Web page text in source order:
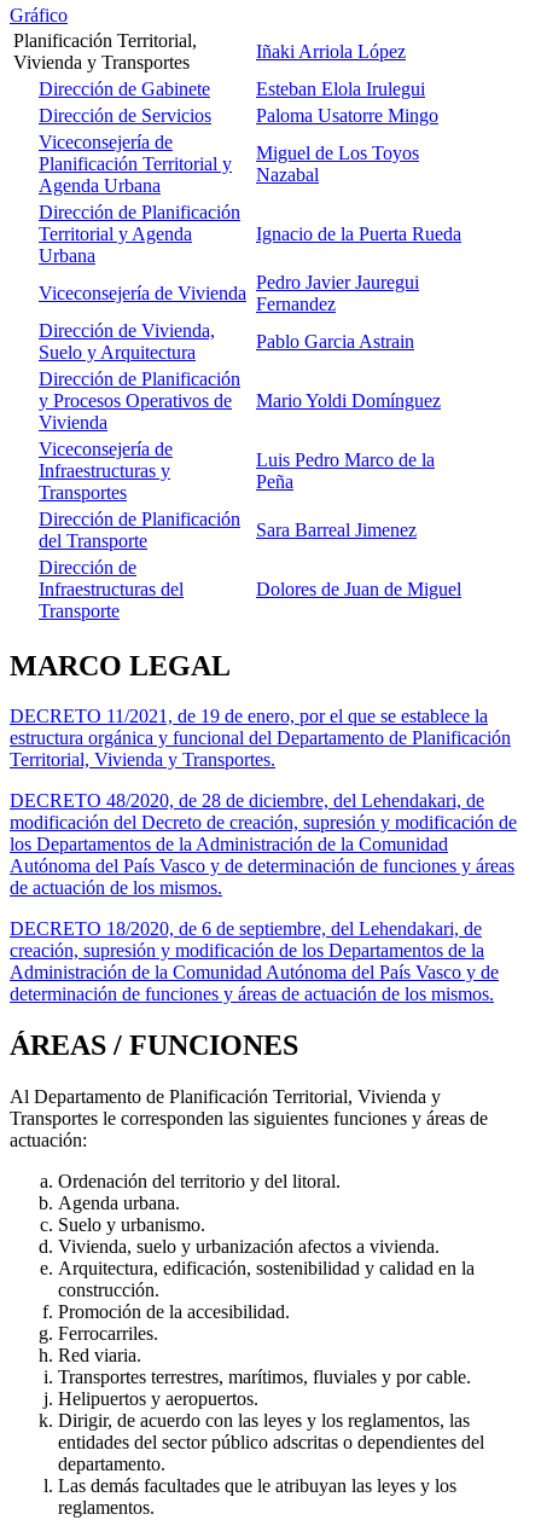
Gráfico
Planificación Territorial,
Vivienda y Transportes
Iñaki Arriola López
Dirección de Gabinete
Esteban Elola Irulegui
Dirección de Servicios
Paloma Usatorre Mingo
Viceconsejería de
Planificación Territorial y
Agenda Urbana
Miguel de Los Toyos
Nazabal
Dirección de Planificación
Territorial y Agenda
Urbana
Ignacio de la Puerta Rueda
Viceconsejería de Vivienda
Pedro Javier Jauregui
Fernandez
Dirección de Vivienda,
Suelo y Arquitectura
Pablo Garcia Astrain
Dirección de Planificación
y Procesos Operativos de
Vivienda
Mario Yoldi Domínguez
Viceconsejería de
Infraestructuras y
Transportes
Luis Pedro Marco de la
Peña
Dirección de Planificación
del Transporte
Sara Barreal Jimenez
Dirección de
Infraestructuras del
Transporte
Dolores de Juan de Miguel
MARCO LEGAL
DECRETO 11/2021, de 19 de enero, por el que se establece la
estructura orgánica y funcional del Departamento de Planificación
Territorial, Vivienda y Transportes.
DECRETO 48/2020, de 28 de diciembre, del Lehendakari, de
modificación del Decreto de creación, supresión y modificación de
los Departamentos de la Administración de la Comunidad
Autónoma del País Vasco y de determinación de funciones y áreas
de actuación de los mismos.
DECRETO 18/2020, de 6 de septiembre, del Lehendakari, de
creación, supresión y modificación de los Departamentos de la
Administración de la Comunidad Autónoma del País Vasco y de
determinación de funciones y áreas de actuación de los mismos.
ÁREAS / FUNCIONES
Al Departamento de Planificación Territorial, Vivienda y
Transportes le corresponden las siguientes funciones y áreas de
actuación:
Ordenación del territorio y del litoral.
Agenda urbana.
Suelo y urbanismo.
Vivienda, suelo y urbanización afectos a vivienda.
Arquitectura, edificación, sostenibilidad y calidad en la
construcción.
Promoción de la accesibilidad.
Ferrocarriles.
Red viaria.
Transportes terrestres, marítimos, fluviales y por cable.
Helipuertos y aeropuertos.
Dirigir, de acuerdo con las leyes y los reglamentos, las
entidades del sector público adscritas o dependientes del
departamento.
Las demás facultades que le atribuyan las leyes y los
reglamentos.